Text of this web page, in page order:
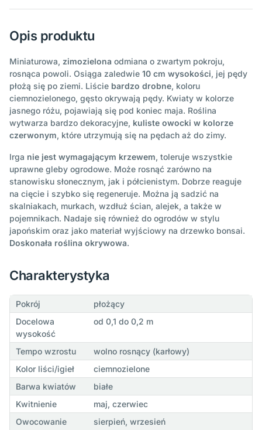
Opis produktu
Miniaturowa, zimozielona odmiana o zwartym pokroju,
rosnąca powoli. Osiąga zaledwie 10 cm wysokości, jej pędy
płożą się po ziemi. Liście bardzo drobne, koloru
ciemnozielonego, gęsto okrywają pędy. Kwiaty w kolorze
jasnego różu, pojawiają się pod koniec maja. Roślina
wytwarza bardzo dekoracyjne, kuliste owocki w kolorze
czerwonym, które utrzymują się na pędach aż do zimy.
Irga nie jest wymagającym krzewem, toleruje wszystkie
uprawne gleby ogrodowe. Może rosnąć zarówno na
stanowisku słonecznym, jak i półcienistym. Dobrze reaguje
na cięcie i szybko się regeneruje. Można ją sadzić na
skalniakach, murkach, wzdłuż ścian, alejek, a także w
pojemnikach. Nadaje się również do ogrodów w stylu
japońskim oraz jako materiał wyjściowy na drzewko bonsai.
Doskonała roślina okrywowa.
Charakterystyka
Pokrój
płożący
Docelowa
wysokość
od 0,1 do 0,2 m
Tempo wzrostu
wolno rosnący (karłowy)
Kolor liści/igieł
ciemnozielone
Barwa kwiatów
białe
Kwitnienie
maj, czerwiec
Owocowanie
sierpień, wrzesień